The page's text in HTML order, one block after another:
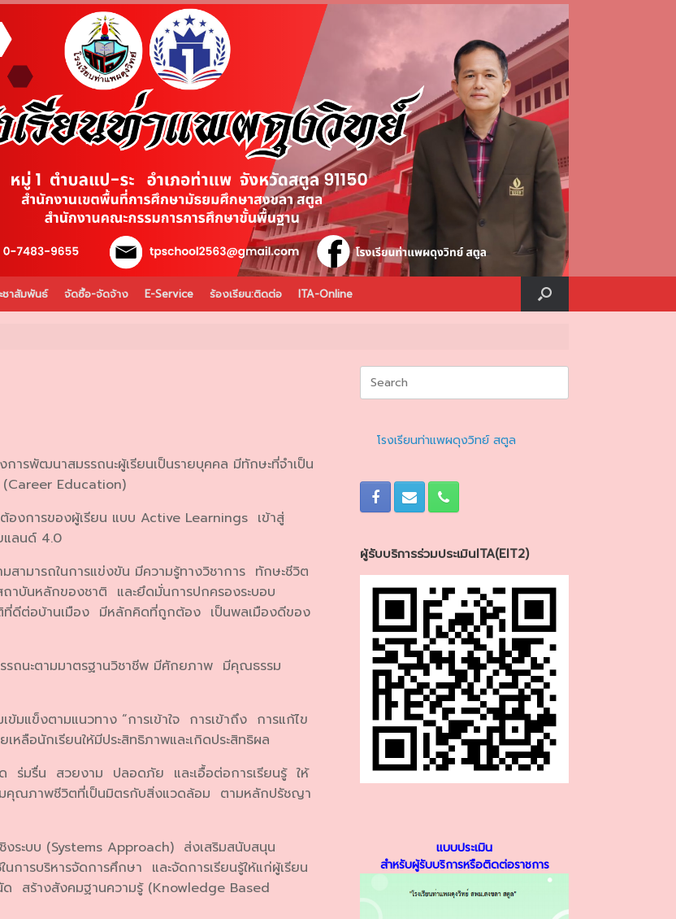
ชาสัมพันธ์ จัดซื้อ-จัดจ้าง E-Service ร้องเรียน:ติดต่อ ITA-Online
รพัฒนาสมรรถนะผู้เรียนเป็นรายบุคคล มีทักษะที่จำเป็น
(Career Education)
องการของผู้เรียน แบบ Active Learnings เข้าสู่
แลนด์ 4.0
มารถในการแข่งขัน มีความรู้ทางวิชาการ ทักษะชีวิต
บันหลักของชาติ และยึดมั่นการปกครองระบอบ
ติที่ดีต่อบ้านเมือง มีหลักคิดที่ถูกต้อง เป็นพลเมืองดีของ
ถนะตามมาตรฐานวิชาชีพ มีศักยภาพ มีคุณธรรม
ข้มแข็งตามแนวทาง “การเข้าใจ การเข้าถึง การแก้ไข
หลือนักเรียนให้มีประสิทธิภาพและเกิดประสิทธิผล
ด ร่มรื่น สวยงาม ปลอดภัย และเอื้อต่อการเรียนรู้ ให้
คุณภาพชีวิตที่เป็นมิตรกับสิ่งแวดล้อม ตามหลักปรัชญา
งระบบ (Systems Approach) ส่งเสริมสนับสนุน
ารบริหารจัดการศึกษา และจัดการเรียนรู้ให้แก่ผู้เรียน
สร้างสังคมฐานความรู้ (Knowledge Based
Search
for:
โรงเรียนท่าแพผดุงวิทย์ สตูล
ผู้รับบริการร่วมประเมินITA(EIT2)
แบบประเมิน
สำหรับผู้รับบริการหรือติดต่อราชการ